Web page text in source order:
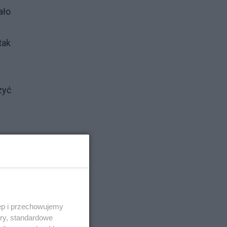
i przechowujemy
standardowe